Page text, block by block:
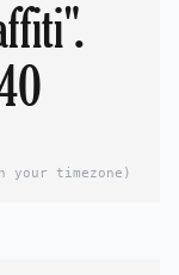
your timezone)